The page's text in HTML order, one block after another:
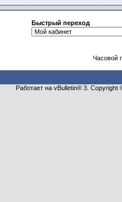
Быстрый переход
Часовой
Работает на vBulletin® 3.